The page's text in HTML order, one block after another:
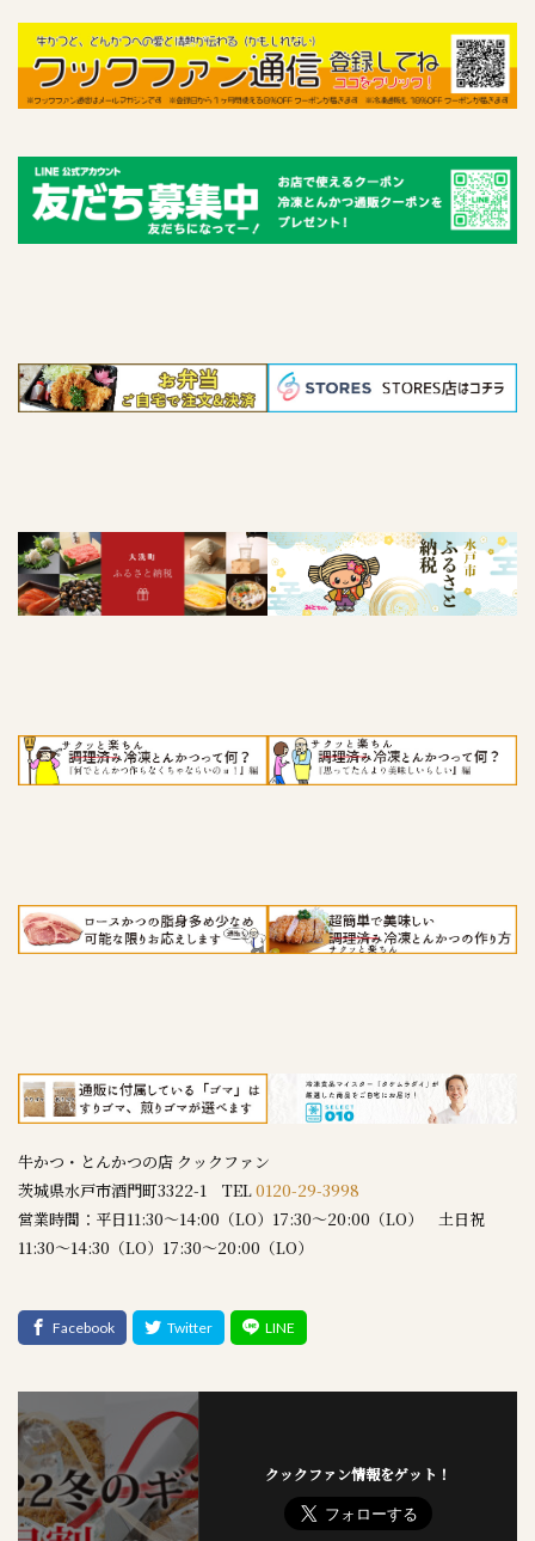
牛かつ・とんかつの店 クックファン
茨城県水戸市酒門町3322-1 TEL0120-29-3998
営業時間：平日11:30～14:00（LO）17:30～20:00（LO） 土日祝
11:30～14:30（LO）17:30～20:00（LO）
クックファン情報をゲット！